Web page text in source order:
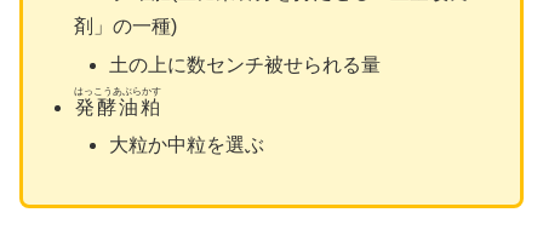
剤」の一種)
土の上に数センチ被せられる量
発酵油粕
はっこうあぶらかす
大粒か中粒を選ぶ